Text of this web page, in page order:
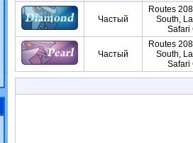
Частый
Routes
South,
Safari
Частый
Routes
South,
Safari